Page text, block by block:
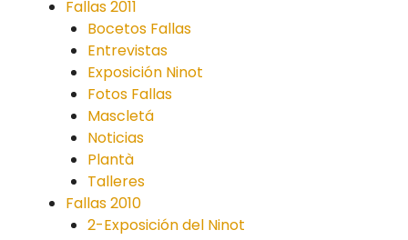
Fallas 2011
Bocetos Fallas
Entrevistas
Exposición Ninot
Fotos Fallas
Mascletá
Noticias
Plantà
Talleres
Fallas 2010
2-Exposición del Ninot